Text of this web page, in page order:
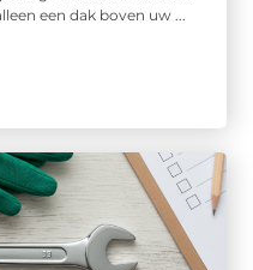
een dak boven uw ...